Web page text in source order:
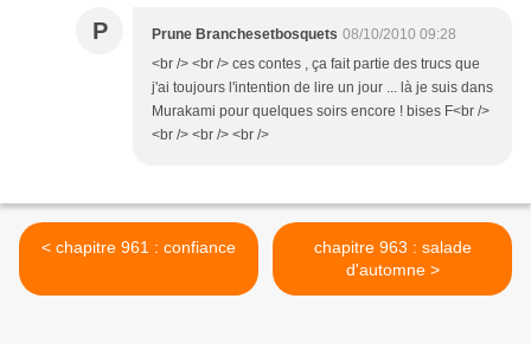
P Prune Branchesetbosquets 08/10/2010 09:28
<br /> <br /> ces contes , ça fait partie des trucs que
j'ai toujours l'intention de lire un jour ... là je suis dans
Murakami pour quelques soirs encore ! bises F<br />
<br /> <br /> <br />
< chapitre 961 : confiance
chapitre 963 : salade
d'automne >